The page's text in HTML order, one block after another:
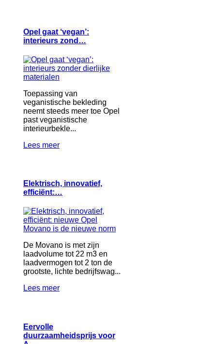
Opel gaat ‘vegan’:
interieurs zond…
Toepassing van
veganistische bekleding
neemt steeds meer toe Opel
past veganistische
interieurbekle...
Lees meer
Elektrisch, innovatief,
efficiënt:…
De Movano is met zijn
laadvolume tot 22 m3 en
laadvermogen tot 2 ton de
grootste, lichte bedrijfswag...
Lees meer
Eervolle
duurzaamheidsprijs voor